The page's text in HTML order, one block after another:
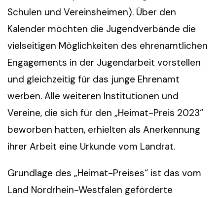
Schulen und Vereinsheimen). Über den
Kalender möchten die Jugendverbände die
vielseitigen Möglichkeiten des ehrenamtlichen
Engagements in der Jugendarbeit vorstellen
und gleichzeitig für das junge Ehrenamt
werben. Alle weiteren Institutionen und
Vereine, die sich für den „Heimat-Preis 2023“
beworben hatten, erhielten als Anerkennung
ihrer Arbeit eine Urkunde vom Landrat.
Grundlage des „Heimat-Preises“ ist das vom
Land Nordrhein-Westfalen geförderte